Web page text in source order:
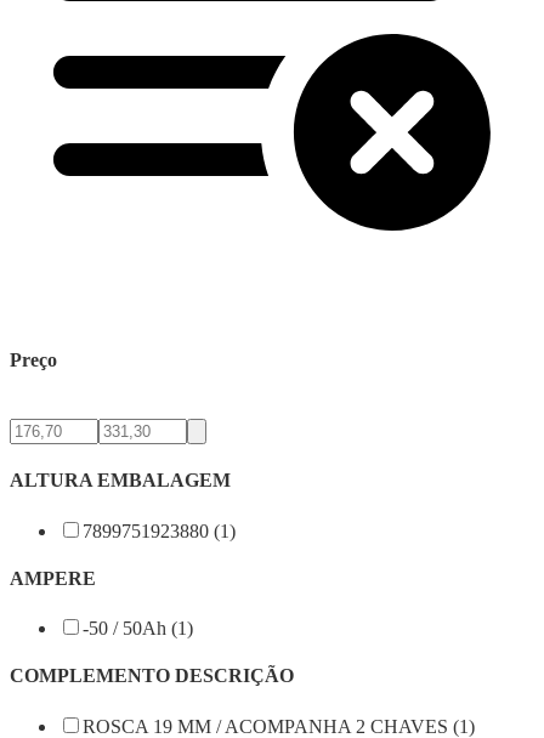
Preço
ALTURA EMBALAGEM
7899751923880 (1)
AMPERE
-50 / 50Ah (1)
COMPLEMENTO DESCRIÇÃO
ROSCA 19 MM / ACOMPANHA 2 CHAVES (1)